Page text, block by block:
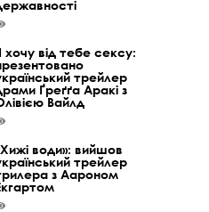
хочу від тебе сексу:
трейлер
Ґреґґа Аракі з
Вайлд
води»: вийшов
трейлер
з Аароном